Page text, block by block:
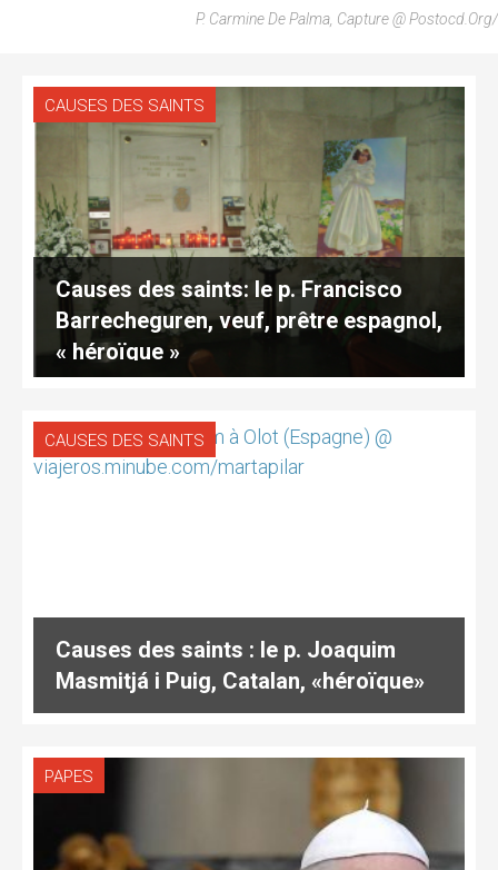
P. Carmine De Palma, Capture @ Postocd.org/
CAUSES DES SAINTS
Causes des saints: le p. Francisco
Barrecheguren, veuf, prêtre espagnol,
« héroïque »
CAUSES DES SAINTS
Causes des saints : le p. Joaquim
Masmitjá i Puig, Catalan, «héroïque»
PAPES